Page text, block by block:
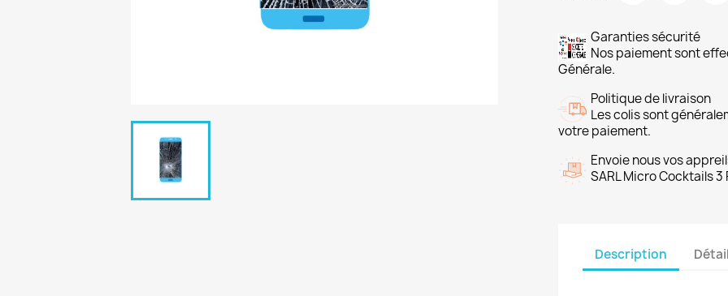
Garanties sécurité
Nos paiement sont
Générale.
Politique de livraison
Les colis sont
votre paiement.
Envoie nous vos
SARL Micro Cocktails 3
Description